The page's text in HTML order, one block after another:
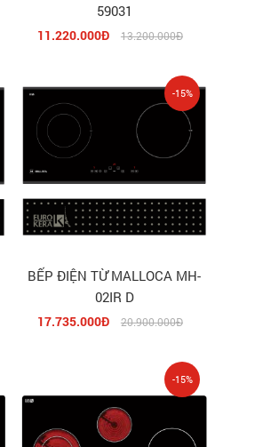
59031
11.220.000Đ 13.200.000Đ
BẾP ĐIỆN TỪ MALLOCA MH-
02IR D
17.735.000Đ 20.900.000Đ
-15%
-15%